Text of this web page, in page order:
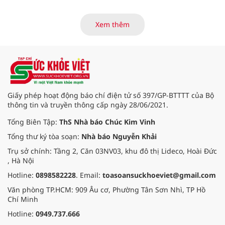
binh và người có công Long Đất
đem đến hơi ấm từ những phương
pháp Nam y thuần Việt, giúp xoa
dịu cơn đau và nâng cao sức khỏe
cho các cựu chiến binh trước sự
thay đổi đột ngột của thời tiết.
Xem thêm
Giấy phép hoạt động báo chí điện tử số 397/GP-BTTTT của Bộ
thông tin và truyền thông cấp ngày 28/06/2021.
Tổng Biên Tập: ThS Nhà báo Chúc Kim Vinh
Tổng thư ký tòa soạn: Nhà báo Nguyễn Khải
Trụ sở chính: Tầng 2, Căn 03NV03, khu đô thị Lideco, Hoài Đức
, Hà Nội
Hotline: 0898582228. Email: toasoansuckhoeviet@gmail.com
Văn phòng TP.HCM: 909 Âu cơ, Phường Tân Sơn Nhì, TP Hồ
Chí Minh
Hotline: 0949.737.666